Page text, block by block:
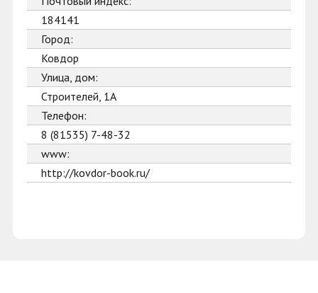
184141
Город:
Ковдор
Улица, дом:
Строителей, 1А
Телефон:
8 (81535) 7-48-32
www:
http://kovdor-book.ru/